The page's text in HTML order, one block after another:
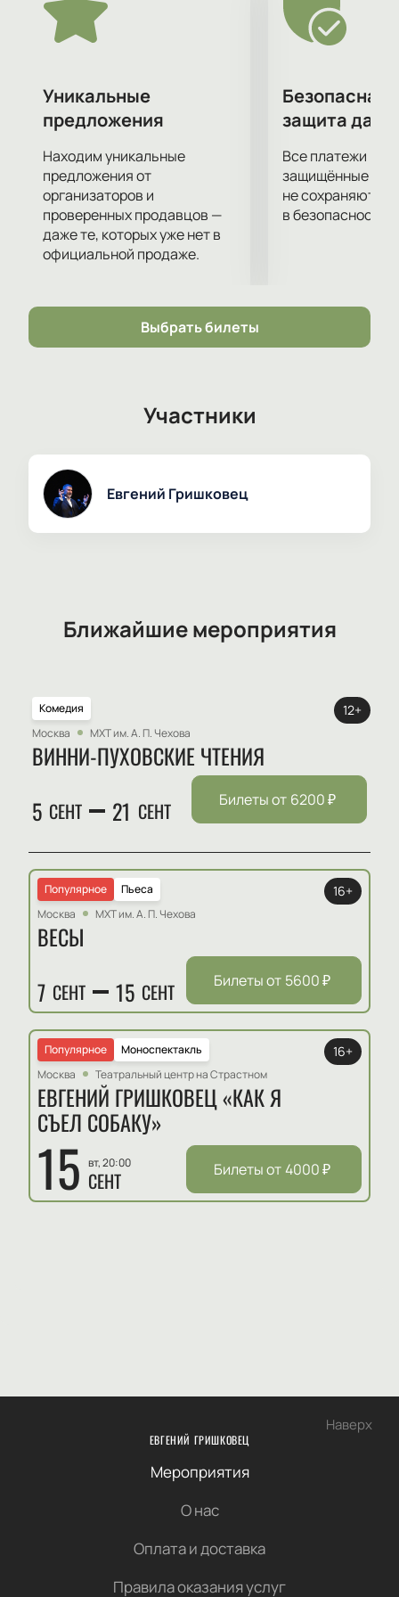
неожиданные сюжетные повороты заставят вас
пристально следить за развитием событий,
Работу режиссера и актерской труппы высоко
оценили многие театральные критики и эксперты.
Не упустите возможности составить о спектакле
"Планета" собственное мнение!
Уникальные
предложения
Находим уникальные
предложения от
организаторов и
проверенных продавцов —
даже те, которых уже нет в
официальной продаже.
Безопасная
защита
Все платежи
защищённые
не сохраняются
в безопасности.
Выбрать билеты
Участники
Евгений Гришковец
Ближайшие мероприятия
Комедия
Москва
МХТ им. А. П. Чехова
ВИННИ-ПУХОВСКИЕ ЧТЕНИЯ
5 СЕНТ 21 СЕНТ
12+
Билеты от 6200₽
Пьеса
Популярное
Москва
МХТ им. А. П. Чехова
ВЕСЫ
7 СЕНТ 15 СЕНТ
16+
Билеты от 5600₽
Моноспектакль
Популярное
Москва
Театральный центр на Страстном
ЕВГЕНИЙ ГРИШКОВЕЦ «КАК Я
СЪЕЛ СОБАКУ»
15 вт, 20:00
СЕНТ
16+
Билеты от 4000₽
Наверх
ЕВГЕНИЙ ГРИШКОВЕЦ
Мероприятия
О нас
Оплата и доставка
Правила оказания услуг